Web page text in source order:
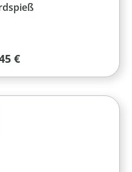
Preis:
€